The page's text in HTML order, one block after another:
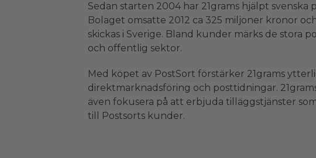
Sedan starten 2004 har 21grams hjälpt
Bolaget omsatte 2012 ca 325 miljoner kronor
skickas i Sverige. Bland kunder märks de stora
och offentlig sektor.
Med köpet av PostSort förstärker 21grams
direktmarknadsföring och posttidningar.
även fokusera på att erbjuda tilläggstjänster
till Postsorts kunder.